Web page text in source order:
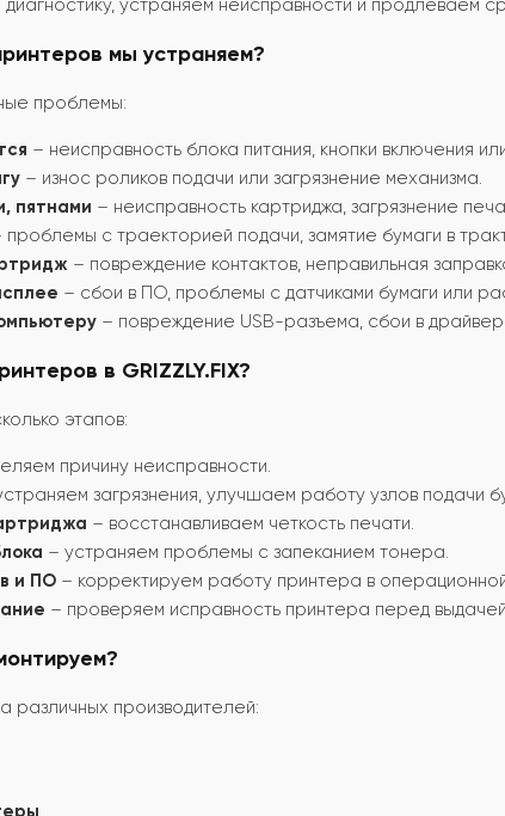
устраняем неисправности и продлеваем
мы устраняем?
проблемы:
– неисправность блока питания, кнопки включения
– износ роликов подачи или загрязнение механизма.
пятнами – неисправность картриджа, загрязнение
проблемы с траекторией подачи, замятие бумаги в
– повреждение контактов, неправильная
– сбои в ПО, проблемы с датчиками бумаги или
– повреждение USB-разъема, сбои в
в GRIZZLY.FIX?
этапов:
причину неисправности.
загрязнения, улучшаем работу узлов подачи
– восстанавливаем четкость печати.
– устраняем проблемы с запеканием тонера.
и ПО – корректируем работу принтера в
– проверяем исправность принтера перед выдачей
различных производителей: